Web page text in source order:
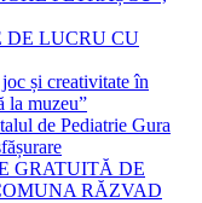
DE LUCRU CU
și creativitate în
la muzeu”
de Pediatrie Gura
GRATUITĂ DE
RĂZVAD